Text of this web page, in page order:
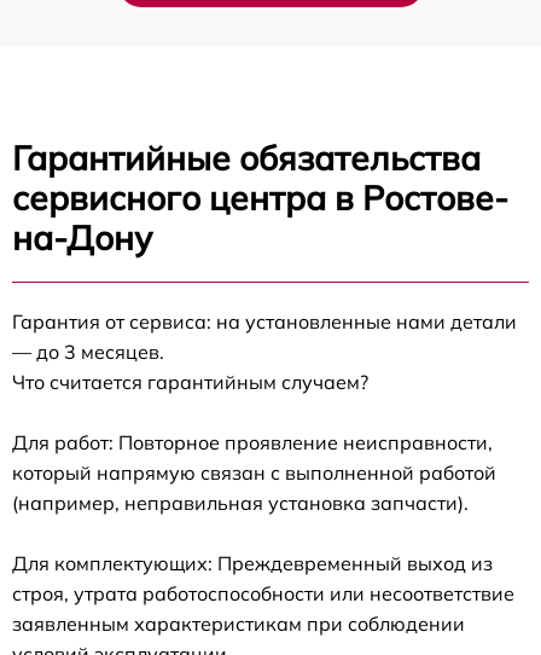
Гарантийные обязательства
сервисного центра в Ростове-
на-Дону
Гарантия от сервиса: на установленные нами детали
— до 3 месяцев.
Что считается гарантийным случаем?
Для работ: Повторное проявление неисправности,
который напрямую связан с выполненной работой
(например, неправильная установка запчасти).
Для комплектующих: Преждевременный выход из
строя, утрата работоспособности или несоответствие
заявленным характеристикам при соблюдении